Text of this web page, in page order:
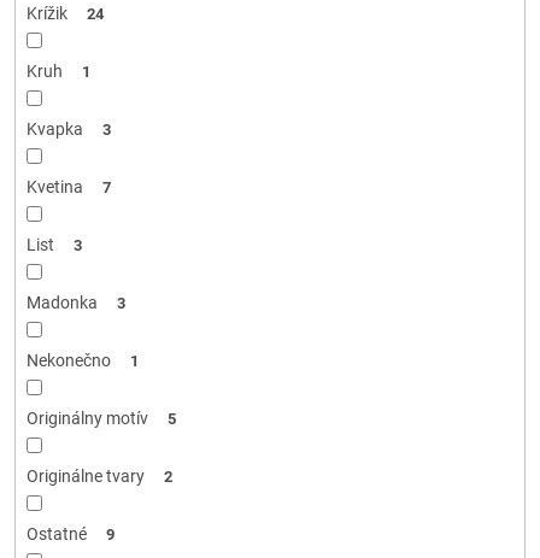
Krížik 24
Kruh 1
Kvapka 3
Kvetina 7
List 3
Madonka 3
Nekonečno 1
Originálny motív 5
Originálne tvary 2
Ostatné 9